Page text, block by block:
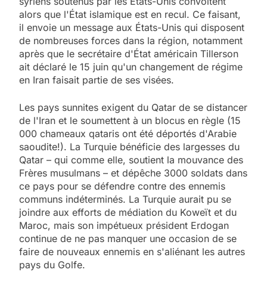
alors que l'État islamique est en recul. Ce faisant,
il envoie un message aux États-Unis qui disposent
de nombreuses forces dans la région, notamment
après que le secrétaire d'État américain Tillerson
ait déclaré le 15 juin qu'un changement de régime
en Iran faisait partie de ses visées.
Les pays sunnites exigent du Qatar de se distancer
de l'Iran et le soumettent à un blocus en règle (15
000 chameaux qataris ont été déportés d'Arabie
saoudite!). La Turquie bénéficie des largesses du
Qatar – qui comme elle, soutient la mouvance des
Frères musulmans – et dépêche 3000 soldats dans
ce pays pour se défendre contre des ennemis
communs indéterminés. La Turquie aurait pu se
joindre aux efforts de médiation du Koweït et du
Maroc, mais son impétueux président Erdogan
continue de ne pas manquer une occasion de se
faire de nouveaux ennemis en s'aliénant les autres
pays du Golfe.